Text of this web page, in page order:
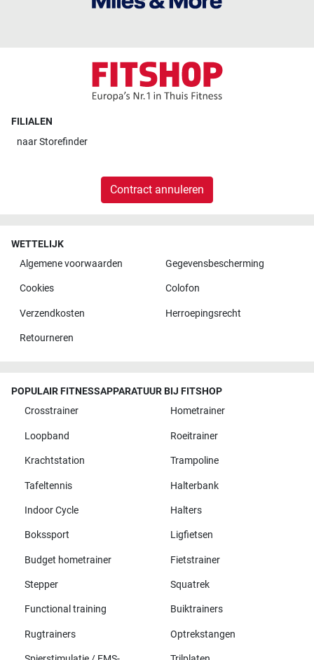
FILIALEN
naarStorefinder
Contract annuleren
WETTELIJK
Algemene voorwaarden
Gegevensbescherming
Cookies Colofon
Verzendkosten Herroepingsrecht
Retourneren
POPULAIR FITNESSAPPARATUUR BIJ FITSHOP
Crosstrainer
Hometrainer
Loopband Roeitrainer
Krachtstation Trampoline
Tafeltennis Halterbank
Indoor Cycle Halters
Bokssport Ligfietsen
Budget hometrainer Fietstrainer
Stepper Squatrek
Functional training Buiktrainers
Rugtrainers Optrekstangen